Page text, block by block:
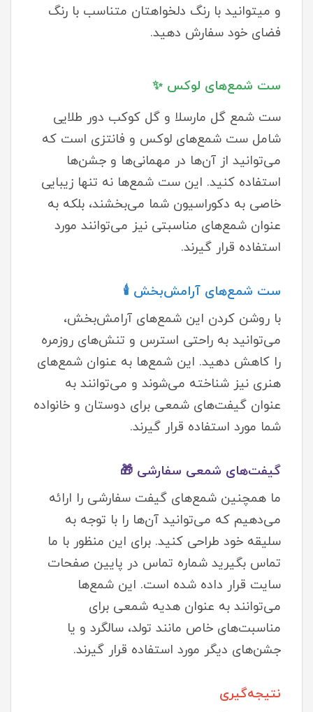
و میتوانید با رنگ دلخواهتان متناسب با رنگ
فضای خود سفارش دهید.
ست شمع‌های لوکس ✨
ست شمع گل مارسلا و گل کوکب دور طلایی
شامل ست شمع‌های لوکس و فانتزی است که
می‌توانید از آن‌ها در مهمانی‌ها و جشن‌ها
استفاده کنید. این ست شمع‌ها نه تنها زیبایی
خاصی به دکوراسیون شما می‌بخشند، بلکه به
عنوان شمع‌های مناسبتی نیز می‌توانند مورد
استفاده قرار گیرند.
ست شمع‌های آرامش‌بخش 🕯️
با روشن کردن این شمع‌های آرامش‌بخش،
می‌توانید به راحتی استرس و تنش‌های روزمره
را کاهش دهید. این شمع‌ها به عنوان شمع‌های
هنری نیز شناخته می‌شوند و می‌توانند به
عنوان گیفت‌های شمعی برای دوستان و خانواده
شما مورد استفاده قرار گیرند.
گیفت‌های شمعی سفارشی 🎁
ما همچنین شمع‌های گیفت سفارشی را ارائه
می‌دهیم که می‌توانید آن‌ها را با توجه به
سلیقه خود طراحی کنید. برای این منظور با ما
تماس بگیرید شماره تماس در پایین صفحات
سایت قرار داده شده است. این شمع‌ها
می‌توانند به عنوان هدیه شمعی برای
مناسبت‌های خاص مانند تولد، سالگرد و یا
جشن‌های دیگر مورد استفاده قرار گیرند.
نتیجه‌گیری